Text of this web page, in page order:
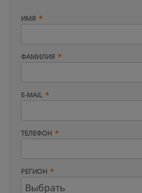
ИМЯ
ФАМИЛИЯ
E-MAIL
ТЕЛЕФОН
РЕГИОН